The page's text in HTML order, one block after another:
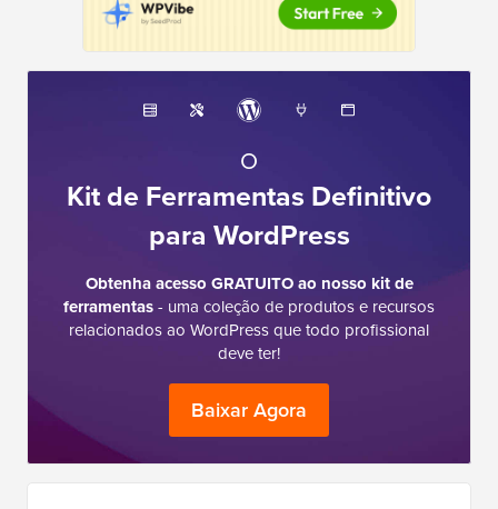
O
Kit de Ferramentas Definitivo
para WordPress
Obtenha acesso GRATUITO ao nosso kit de
ferramentas- uma coleção de produtos e recursos
relacionados ao WordPress que todo profissional
deve ter!
Baixar Agora